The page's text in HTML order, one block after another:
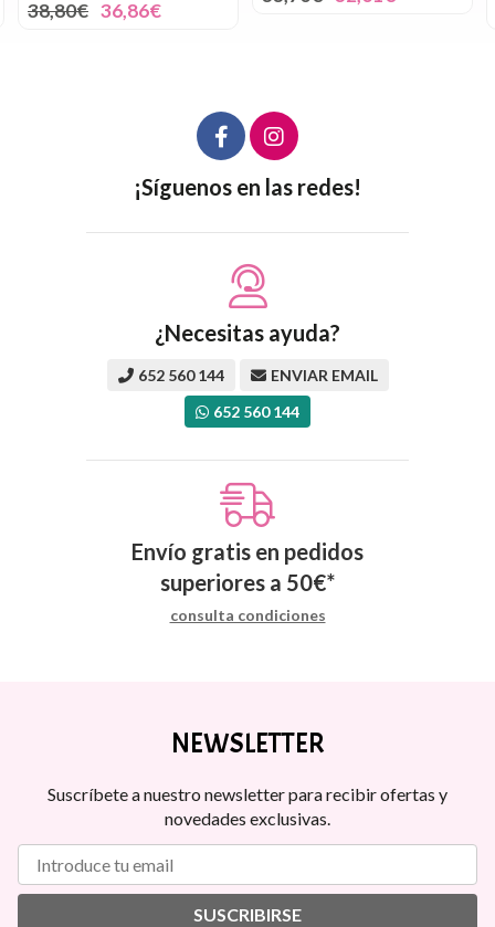
38,80€ 36,86€
¡Síguenos en las redes!
¿Necesitas ayuda?
652 560 144
ENVIAR EMAIL
652 560 144
Envío gratis en pedidos
superiores a 50€*
consulta condiciones
NEWSLETTER
Suscríbete a nuestro newsletter para recibir ofertas y
novedades exclusivas.
SUSCRIBIRSE